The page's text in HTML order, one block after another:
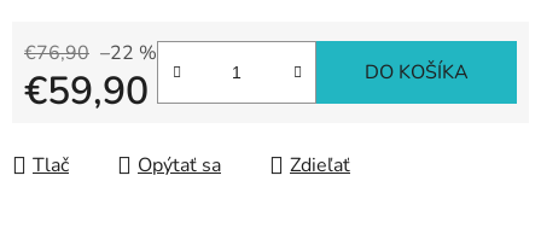
€76,90 –22 %
€59,90 DO KOŠÍKA
Tlač Opýtať sa Zdieľať